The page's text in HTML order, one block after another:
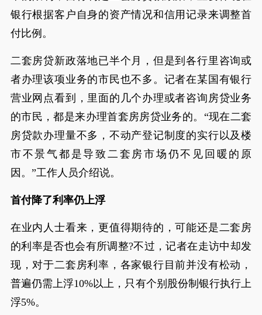
银行根据客户自身的资产情况和信用记录来调整首
付比例。
二套房贷新政落地已半个月，但是到各行里咨询或
者办理该项业务的市民也不多。记者在某国有银行
营业网点看到，里面的几个办理或者咨询房贷业务
的市民，都是来办理首套房房贷业务的。“现在二套
房贷款办理量不多，不动产登记制度的实行以及楼
市不景气都是导致二套房市场仍不见回暖的原
因。”工作人员介绍说。
首付降了利率仍上浮
在业内人士看来，更值得期待的，可能还是二套房
的利率是否也会有所调整?不过，记者在走访中却发
现，对于二套房利率，各家银行目前并没有松动，
普遍仍需上浮10%以上，只有个别股份制银行执行上
浮5%。